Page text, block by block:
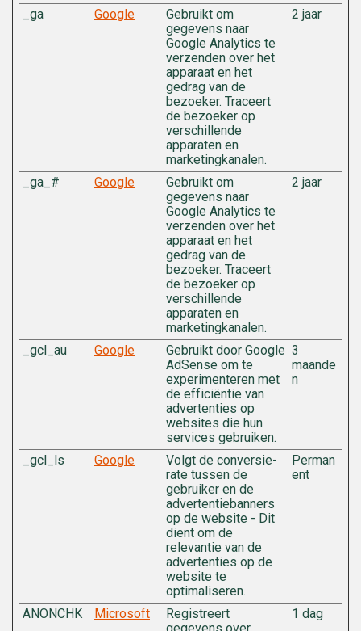
_ga Google
Gebruikt om
gegevens naar
Google Analytics te
verzenden over het
apparaat en het
gedrag van de
bezoeker. Traceert
de bezoeker op
verschillende
apparaten en
marketingkanalen.
2 jaar
_ga_# Google
Gebruikt om
gegevens naar
Google Analytics te
verzenden over het
apparaat en het
gedrag van de
bezoeker. Traceert
de bezoeker op
verschillende
apparaten en
marketingkanalen.
2 jaar
_gcl_au Google
Gebruikt door Google
AdSense om te
experimenteren met
de efficiëntie van
advertenties op
websites die hun
services gebruiken.
3
maande
n
_gcl_ls Google
Volgt de conversie-
rate tussen de
gebruiker en de
advertentiebanners
op de website - Dit
dient om de
relevantie van de
advertenties op de
website te
optimaliseren.
Perman
ent
ANONCHK Microsoft
Registreert
gegevens over
1 dag